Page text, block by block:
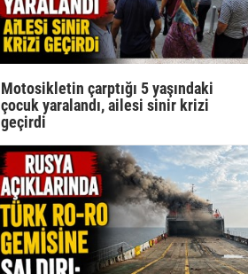
Motosikletin çarptığı 5 yaşındaki
çocuk yaralandı, ailesi sinir krizi
geçirdi